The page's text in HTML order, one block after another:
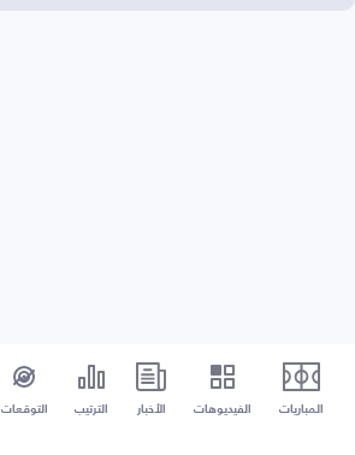
المباريات الفيديوهات الأخبار الترتيب التوقعات